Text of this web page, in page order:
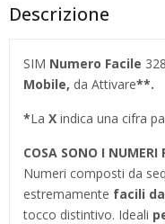
Descrizione
SIM Numero Facile 328
Mobile, da Attivare**.
*La X indica una cifra
COSA SONO I NUMERI
Numeri composti da
estremamente facili
tocco distintivo. Ideali